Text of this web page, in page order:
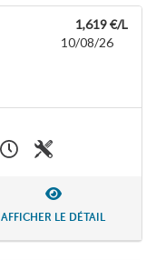
1,619 €/L
10/08/26
AFFICHER LE DÉTAIL